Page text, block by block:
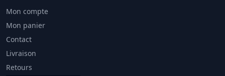
Mon compte
Mon panier
Contact
Livraison
Retours